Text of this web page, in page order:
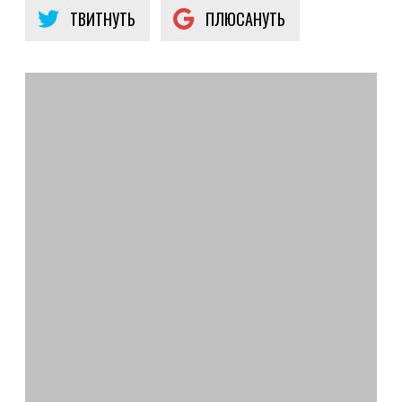
ТВИТНУТЬ ПЛЮСАНУТЬ